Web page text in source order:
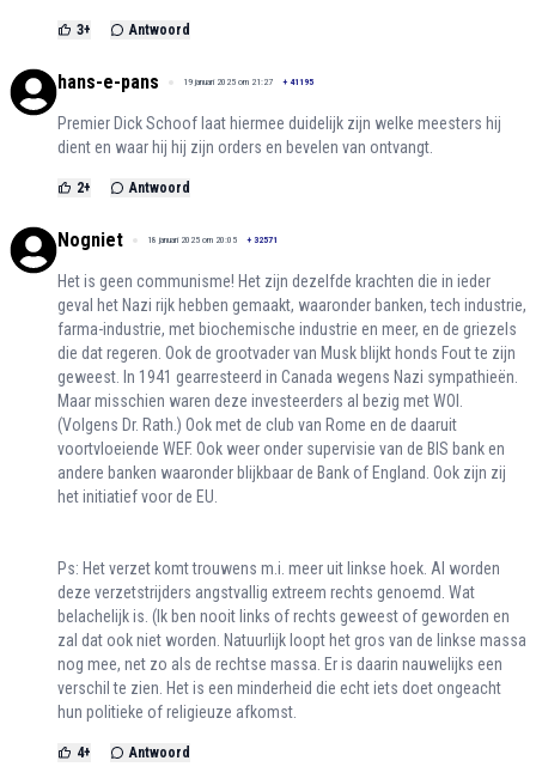
3+ Antwoord
hans-e-pans 19 januari 2025 om 21:27 + 41195
Premier Dick Schoof laat hiermee duidelijk zijn welke meesters hij
dient en waar hij hij zijn orders en bevelen van ontvangt.
2+ Antwoord
Nogniet 18 januari 2025 om 20:05 + 32571
Het is geen communisme! Het zijn dezelfde krachten die in ieder
geval het Nazi rijk hebben gemaakt, waaronder banken, tech industrie,
farma-industrie, met biochemische industrie en meer, en de griezels
die dat regeren. Ook de grootvader van Musk blijkt honds Fout te zijn
geweest. In 1941 gearresteerd in Canada wegens Nazi sympathieën.
Maar misschien waren deze investeerders al bezig met WOI.
(Volgens Dr. Rath.) Ook met de club van Rome en de daaruit
voortvloeiende WEF. Ook weer onder supervisie van de BIS bank en
andere banken waaronder blijkbaar de Bank of England. Ook zijn zij
het initiatief voor de EU.
Ps: Het verzet komt trouwens m.i. meer uit linkse hoek. Al worden
deze verzetstrijders angstvallig extreem rechts genoemd. Wat
belachelijk is. (Ik ben nooit links of rechts geweest of geworden en
zal dat ook niet worden. Natuurlijk loopt het gros van de linkse massa
nog mee, net zo als de rechtse massa. Er is daarin nauwelijks een
verschil te zien. Het is een minderheid die echt iets doet ongeacht
hun politieke of religieuze afkomst.
4+ Antwoord